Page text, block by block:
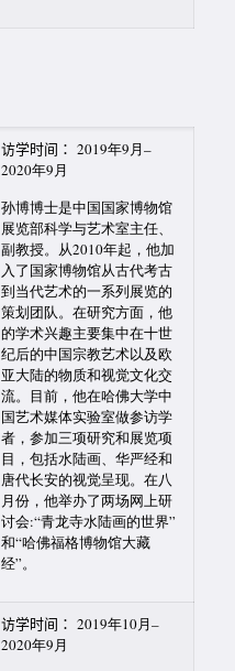
访学时间： 2019年9月–
2020年9月
孙博博士是中国国家博物馆
展览部科学与艺术室主任、
副教授。从2010年起，他加
入了国家博物馆从古代考古
到当代艺术的一系列展览的
策划团队。在研究方面，他
的学术兴趣主要集中在十世
纪后的中国宗教艺术以及欧
亚大陆的物质和视觉文化交
流。目前，他在哈佛大学中
国艺术媒体实验室做参访学
者，参加三项研究和展览项
目，包括水陆画、华严经和
唐代长安的视觉呈现。在八
月份，他举办了两场网上研
讨会:“青龙寺水陆画的世界”
和“哈佛福格博物馆大藏
经”。
访学时间： 2019年10月–
2020年9月